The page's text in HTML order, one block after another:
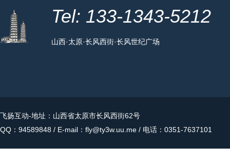
Tel: 133-1343-5212
山西·太原·长风西街·长风世纪广场
飞扬互动-地址：山西省太原市长风西街62号
QQ：94589848 / E-mail：fly@ty3w.uu.me / 电话：0351-7637101